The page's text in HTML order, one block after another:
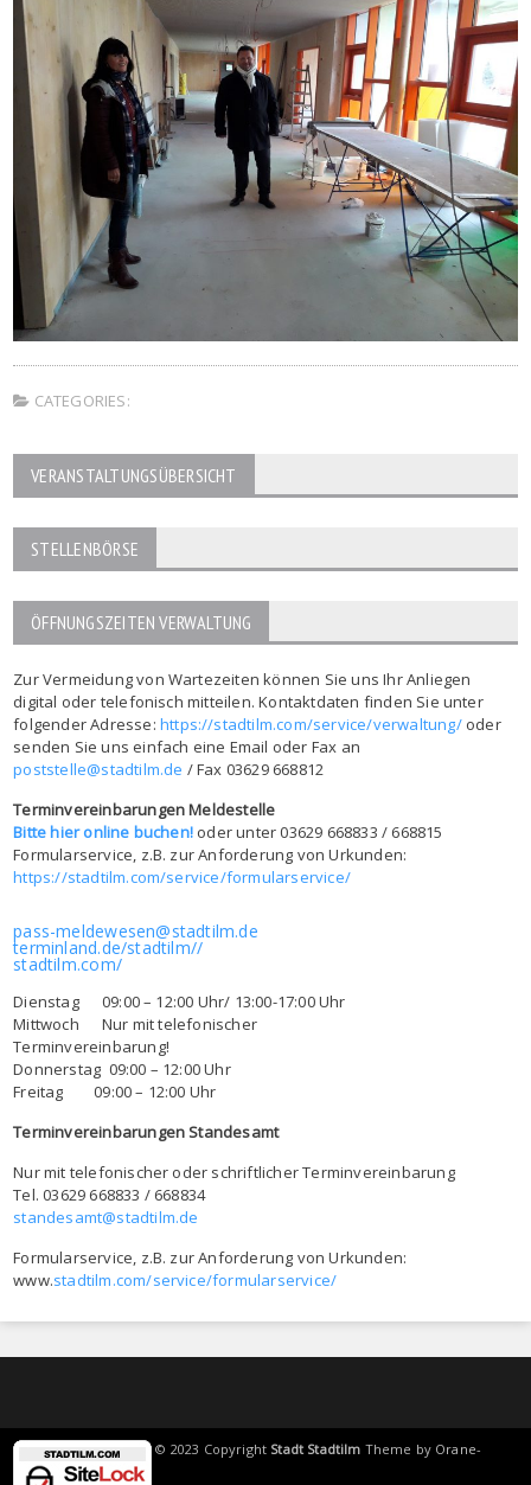
CATEGORIES:
VERANSTALTUNGSÜBERSICHT
STELLENBÖRSE
ÖFFNUNGSZEITEN VERWALTUNG
Zur Vermeidung von Wartezeiten können Sie uns Ihr Anliegen
digital oder telefonisch mitteilen. Kontaktdaten finden Sie unter
folgender Adresse: https://stadtilm.com/service/verwaltung/oder
senden Sie uns einfach eine Email oder Fax an
poststelle@stadtilm.de / Fax 03629 668812
Terminvereinbarungen Meldestelle
Bitte hier online buchen! oder unter 03629 668833 / 668815
Formularservice, z.B. zur Anforderung von Urkunden:
https://stadtilm.com/service/formularservice/
pass-meldewesen@stadtilm.de
terminland.de/stadtilm//
stadtilm.com/
Dienstag 09:00 – 12:00 Uhr/ 13:00-17:00 Uhr
Mittwoch Nur mit telefonischer
Terminvereinbarung!
Donnerstag 09:00 – 12:00 Uhr
Freitag 09:00 – 12:00 Uhr
Terminvereinbarungen Standesamt
Nur mit telefonischer oder schriftlicher Terminvereinbarung
Tel. 03629 668833 / 668834
standesamt@stadtilm.de
Formularservice, z.B. zur Anforderung von Urkunden:
www.stadtilm.com/service/formularservice/
© 2023 Copyright Stadt Stadtilm Theme by Orane-